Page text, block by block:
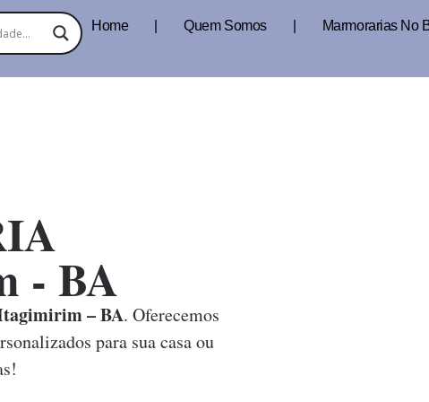
Home Quem Somos Marmorarias No
- BA
– BA. Oferecemos
para sua casa ou